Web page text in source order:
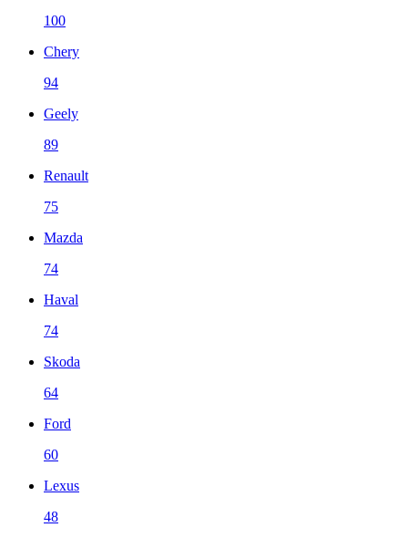
100
Chery
94
Geely
89
Renault
75
Mazda
74
Haval
74
Skoda
64
Ford
60
Lexus
48